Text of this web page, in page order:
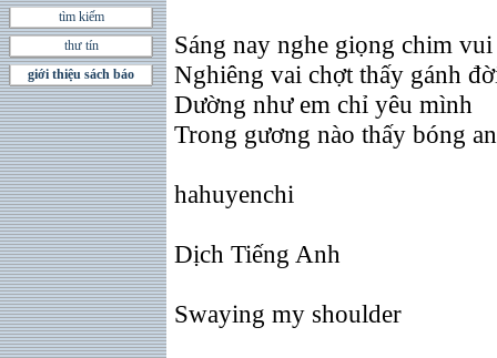
tìm kiếm
thư tín
giới thiệu sách báo
Sáng nay nghe giọng chim vui
Nghiêng vai chợt thấy gánh
Dường như em chỉ yêu mình
Trong gương nào thấy bóng
hahuyenchi
Dịch Tiếng Anh
Swaying my shoulder